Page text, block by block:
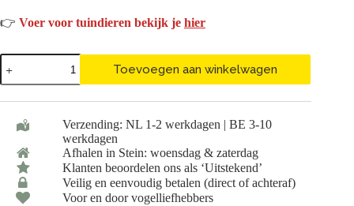
👉 Voer voor tuindieren bekijk je hier
Singing
Friend
Pindavoeder
Max
Pindasilo
Toevoegen aan winkelwagen
Verzending: NL 1-2 werkdagen | BE 3-10
werkdagen
Afhalen in Stein: woensdag & zaterdag
Klanten beoordelen ons als ‘Uitstekend’
Veilig en eenvoudig betalen (direct of achteraf)
Voor en door vogelliefhebbers